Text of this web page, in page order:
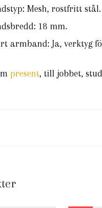
Mesh, rostfritt stål.
18 mm.
armband: Ja, verktyg
present, till jobbet,